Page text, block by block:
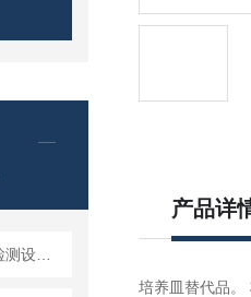
产品详
培养皿替代品。